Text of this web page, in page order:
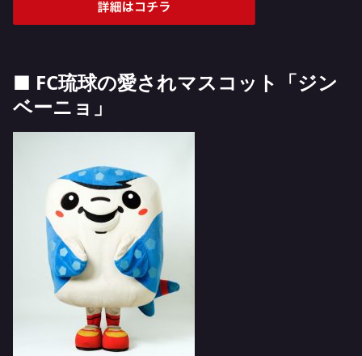
■ FC琉球の愛されマスコット「ジン
ベーニョ」